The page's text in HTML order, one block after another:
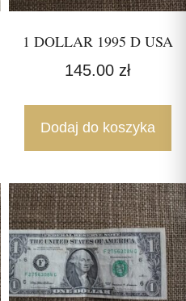
1 DOLLAR 1995 D USA
145.00 zł
Dodaj do koszyka